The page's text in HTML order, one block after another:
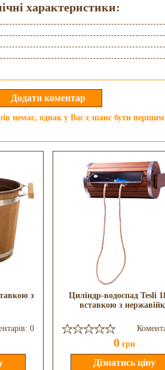
характеристики:
немає, однак у Вас є шанс бути
з
0
Циліндр-водоспад Tesli
вставкою з
0 грн